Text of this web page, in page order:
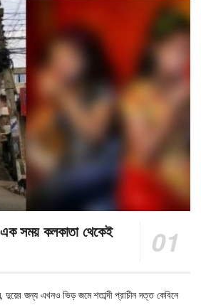
এক সময় কলকাতা থেকেই
দুয়ের জন্য এখনও ভিড় জমে শতাব্দী প্রাচীন দত্ত কেবিনে